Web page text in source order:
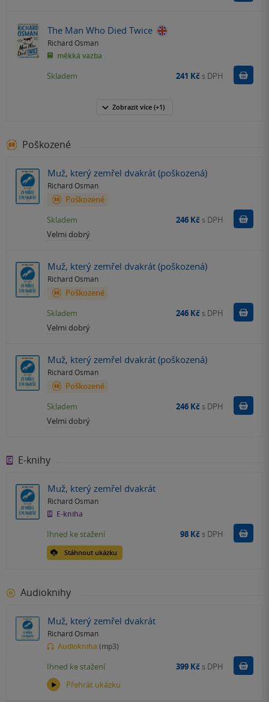
The Man Who Died Twice
Richard Osman
měkká vazba
Skladem 241 Kč s DPH
Zobrazit více (+1)
Poškozené
Muž, který zemřel dvakrát (poškozená)
Richard Osman
Poškozené
Velmi dobrý
Skladem 246 Kč s DPH
Muž, který zemřel dvakrát (poškozená)
Richard Osman
Poškozené
Velmi dobrý
Skladem 246 Kč s DPH
Muž, který zemřel dvakrát (poškozená)
Richard Osman
Poškozené
Velmi dobrý
Skladem 246 Kč s DPH
E-knihy
Muž, který zemřel dvakrát
Richard Osman
E-kniha
Stáhnout ukázku
Ihned ke stažení 98 Kč s DPH Koupit
Audioknihy
Muž, který zemřel dvakrát
Richard Osman
Audiokniha (mp3)
Přehrát ukázku
Ihned ke stažení 399 Kč s DPH Koupit